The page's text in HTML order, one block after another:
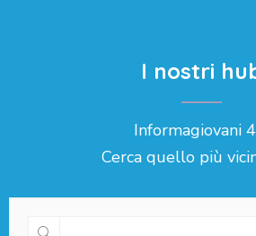
I nostri
Informagiovani
Cerca quello più